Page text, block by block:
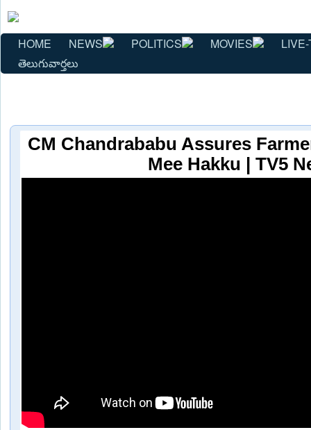
HOME NEWS POLITICS MOVIES
తెలుగువార్తలు
CM Chandrababu Assures
Mee Hakku | TV5